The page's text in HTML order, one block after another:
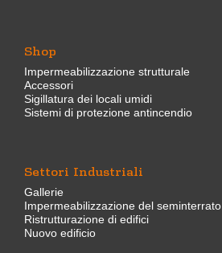
Shop
Impermeabilizzazione strutturale
Accessori
Sigillatura dei locali umidi
Sistemi di protezione antincendio
Settori Industriali
Gallerie
Impermeabilizzazione del seminterrato
Ristrutturazione di edifici
Nuovo edificio